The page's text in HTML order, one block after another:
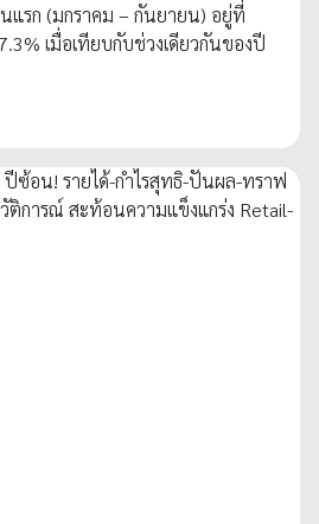
นแรก (มกราคม – กันยายน) อยู่ที่
เมื่อเทียบกับช่วงเดียวกันของปี